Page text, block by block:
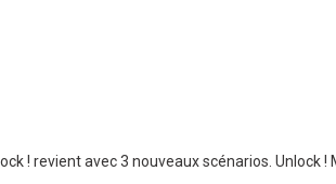
! revient avec 3 nouveaux scénarios. Unlock